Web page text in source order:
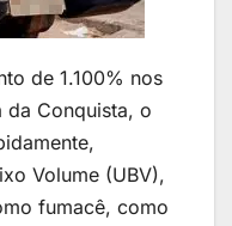
de 1.100% nos
da Conquista, o
Volume (UBV),
fumacê, como